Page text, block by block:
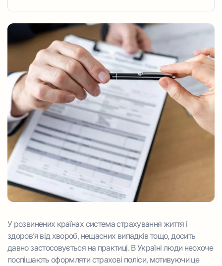
У розвинених країнах система страхування життя і
здоров’я від хвороб, нещасних випадків тощо, досить
давно застосовується на практиці. В Україні люди неохоче
поспішають оформляти страхові поліси, мотивуючи це